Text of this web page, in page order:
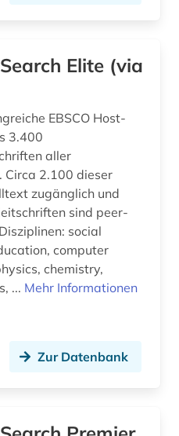
bildungsfinanzierung (1)
(15)
bildungsinstitutionen (1)
(1)
Elite (via
EBSCO Host-
3.400
aller
Circa 2.100 dieser
zugänglich und
sind peer-
computer
chemistry,
... Mehr Informationen
Zur Datenbank